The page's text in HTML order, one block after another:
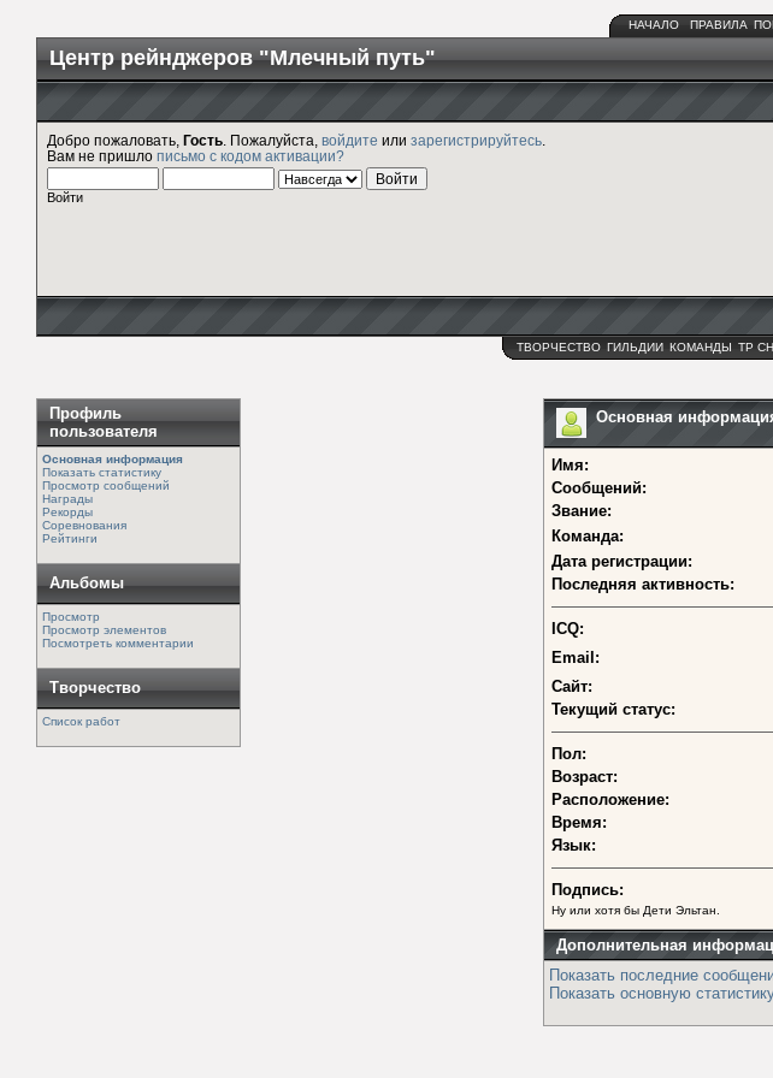
НАЧАЛО ПРАВИЛА
Центр рейнджеров "Млечный путь"
Добро пожаловать, Гость . Пожалуйста, войдите или зарегистрируйтесь
Вам не пришло письмо с кодом активации?
Войти
ТВОРЧЕСТВО ГИЛЬДИИ КОМАНДЫ ТР
Профиль
пользователя
Основная информация
Показать статистику
Просмотр сообщений
Награды
Рекорды
Соревнования
Рейтинги
Альбомы
Просмотр
Просмотр элементов
Посмотреть комментарии
Творчество
Список работ
Основная
Имя:
Сообщений:
Звание:
Команда:
Дата регистрации:
Последняя активность:
ICQ:
Email:
Сайт:
Текущий статус:
Пол:
Возраст:
Расположение:
Время:
Язык:
Подпись:
Ну или хотя бы Дети Эльтан.
Дополнительная
Показать последние
Показать основную